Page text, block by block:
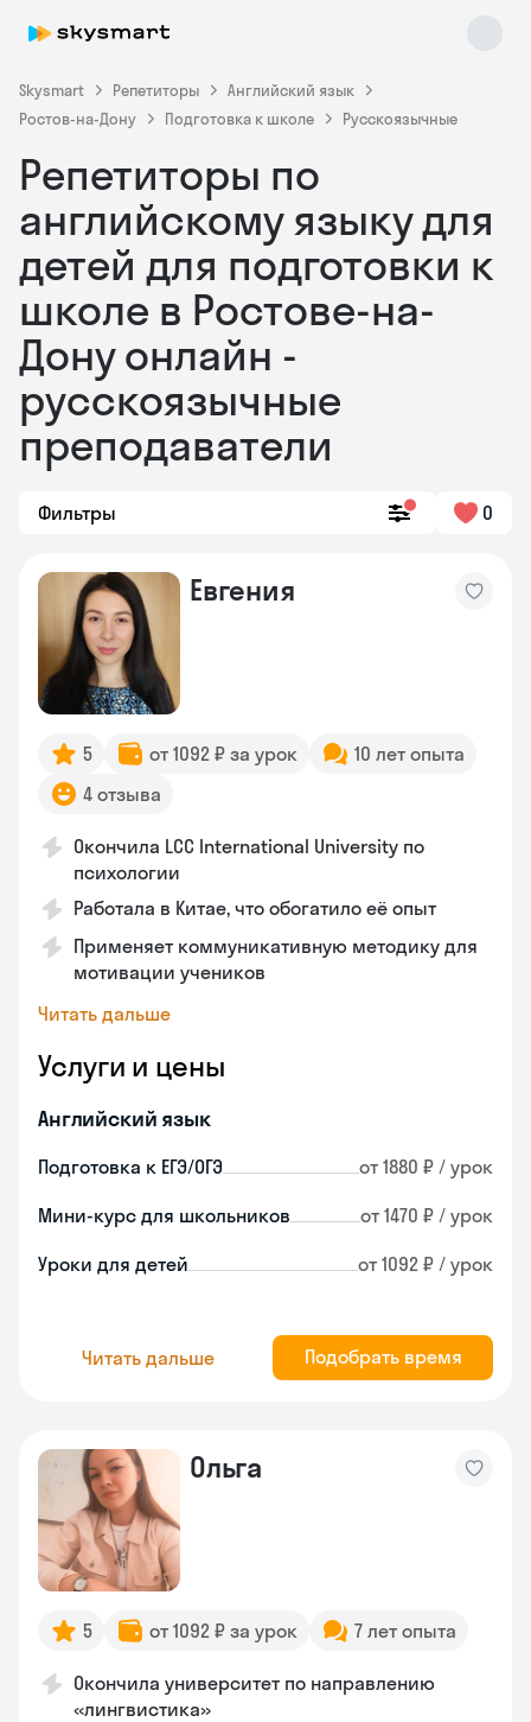
Skysmart Репетиторы
Английский язык
Ростов-на-Дону
Подготовка к школе Русскоязычные
Репетиторы по
английскому языку для
детей для подготовки к
школе в Ростове-на-
Дону онлайн -
русскоязычные
преподаватели
Фильтры 0
Евгения
5 от 1092 ₽ за урок
10 лет опыта
4 отзыва
Окончила LCC International University по
психологии
Работала в Китае, что обогатило её опыт
Применяет коммуникативную методику для
мотивации учеников
Читать дальше
Услуги и цены
Английский язык
Подготовка к ЕГЭ/ОГЭ от 1880 ₽ / урок
Мини-курс для школьников от 1470 ₽ / урок
Уроки для детей от 1092 ₽ / урок
Читать дальше Подобрать время
Ольга
5 от 1092 ₽ за урок 7 лет опыта
Окончила университет по направлению
«лингвистика»
Skysmart Chat